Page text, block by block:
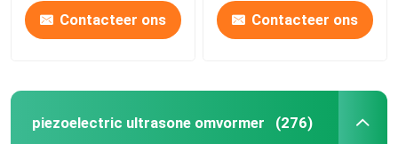
Contacteer ons Contacteer ons
piezoelectric ultrasone omvormer (276)